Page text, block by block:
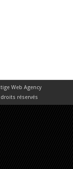
Web Agency
réservés